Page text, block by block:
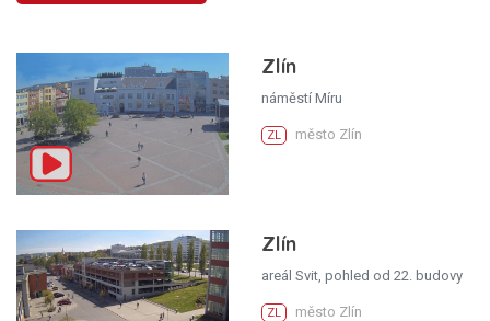
Zlín
náměstí Míru
ZL město Zlín
Zlín
areál Svit, pohled od 22. budovy
ZL město Zlín